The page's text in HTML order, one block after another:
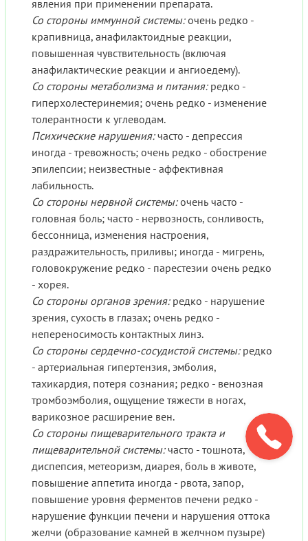
явления при применении препарата.
Со стороны иммунной системы:очень редко -
крапивница, анафилактоидные реакции,
повышенная чувствительность (включая
анафилактические реакции и ангиоедему).
Со стороны метаболизма и питания: редко -
гиперхолестеринемия; очень редко - изменение
толерантности к углеводам.
Психические нарушения:часто - депрессия
иногда - тревожность; очень редко - обострение
эпилепсии; неизвестные - аффективная
лабильность.
Со стороны нервной системы:очень часто -
головная боль; часто - нервозность, сонливость,
бессонница, изменения настроения,
раздражительность, приливы; иногда - мигрень,
головокружение редко - парестезии очень редко
- хорея.
Со стороны органов зрения: редко - нарушение
зрения, сухость в глазах; очень редко -
непереносимость контактных линз.
Со стороны сердечно-сосудистой системы: редко
- артериальная гипертензия, эмболия,
тахикардия, потеря сознания; редко - венозная
тромбоэмболия, ощущение тяжести в ногах,
варикозное расширение вен.
Со стороны пищеварительного тракта и
пищеварительной системы:часто - тошнота,
диспепсия, метеоризм, диарея, боль в животе,
повышение аппетита иногда - рвота, запор,
повышение уровня ферментов печени редко -
нарушение функции печени и нарушения оттока
желчи (образование камней в желчном пузыре)